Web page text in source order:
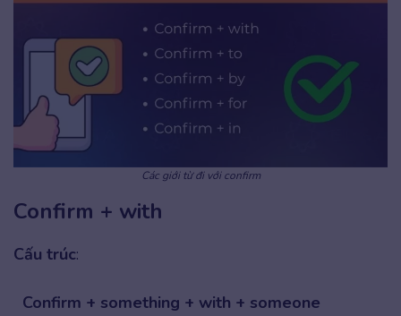
Các giới từ đi với confirm
Confirm + with
Cấu trúc:
Confirm + something + with + someone